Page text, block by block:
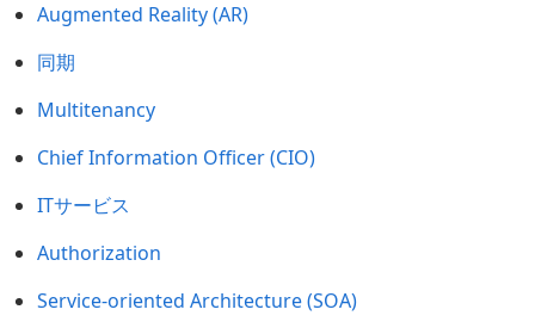
Augmented Reality (AR)
同期
Multitenancy
Chief Information Officer (CIO)
ITサービス
Authorization
Service-oriented Architecture (SOA)